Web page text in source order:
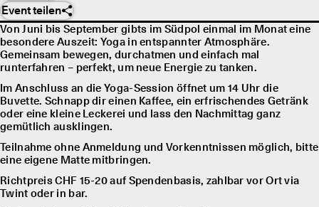
Event teilen
Von Juni bis September gibts im Südpol einmal im Monat eine
besondere Auszeit: Yoga in entspannter Atmosphäre.
Gemeinsam bewegen, durchatmen und einfach mal
runterfahren – perfekt, um neue Energie zu tanken.
Im Anschluss an die Yoga-Session öffnet um 14 Uhr die
Buvette. Schnapp dir einen Kaffee, ein erfrischendes Getränk
oder eine kleine Leckerei und lass den Nachmittag ganz
gemütlich ausklingen.
Teilnahme ohne Anmeldung und Vorkenntnissen möglich, bitte
eine eigene Matte mitbringen.
Richtpreis CHF 15-20 auf Spendenbasis, zahlbar vor Ort via
Twint oder in bar.